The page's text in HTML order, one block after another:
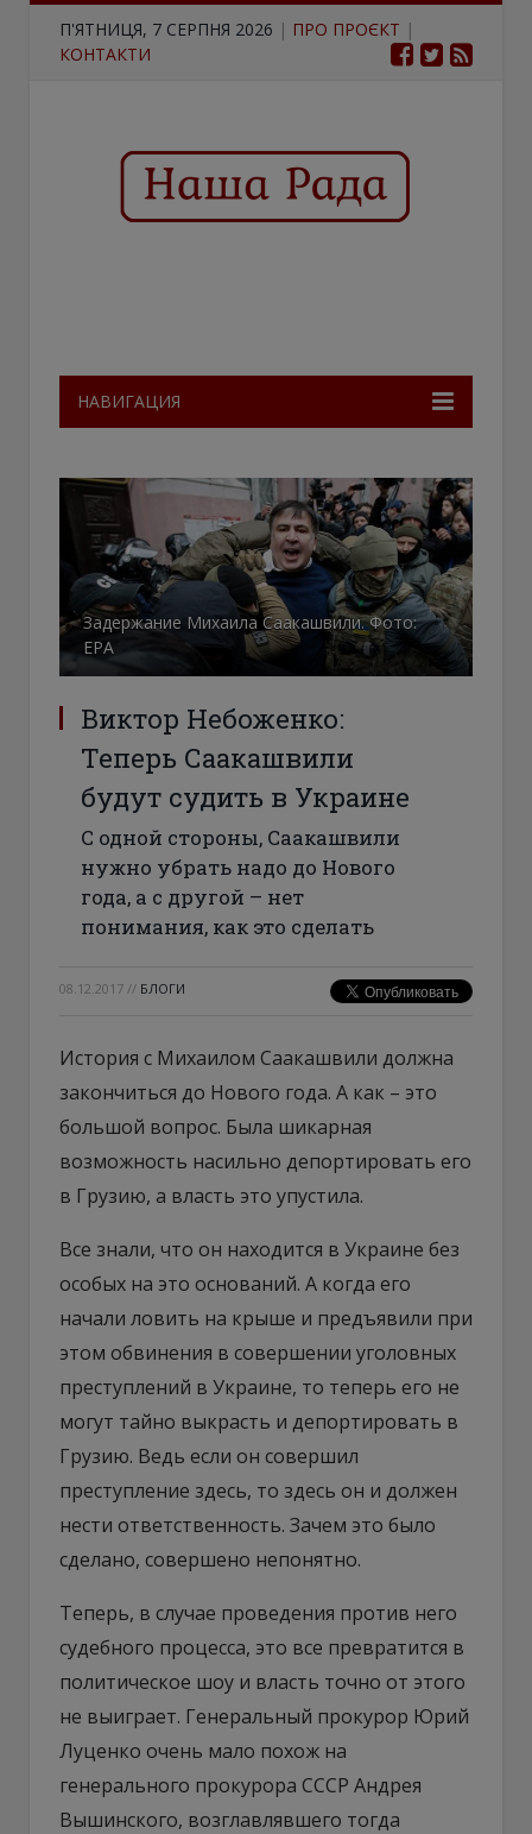
П'ЯТНИЦЯ, 7 СЕРПНЯ 2026 | ПРО ПРОЄКТ |
КОНТАКТИ
НАВИГАЦИЯ
Задержание Михаила Саакашвили. Фото:
ЕРА
Виктор Небоженко:
Теперь Саакашвили
будут судить в Украине
С одной стороны, Саакашвили
нужно убрать надо до Нового
года, а с другой – нет
понимания, как это сделать
08.12.2017 // БЛОГИ
История с Михаилом Саакашвили должна
закончиться до Нового года. А как – это
большой вопрос. Была шикарная
возможность насильно депортировать его
в Грузию, а власть это упустила.
Все знали, что он находится в Украине без
особых на это оснований. А когда его
начали ловить на крыше и предъявили при
этом обвинения в совершении уголовных
преступлений в Украине, то теперь его не
могут тайно выкрасть и депортировать в
Грузию. Ведь если он совершил
преступление здесь, то здесь он и должен
нести ответственность. Зачем это было
сделано, совершено непонятно.
Теперь, в случае проведения против него
судебного процесса, это все превратится в
политическое шоу и власть точно от этого
не выиграет. Генеральный прокурор Юрий
Луценко очень мало похож на
генерального прокурора СССР Андрея
Вышинского, возглавлявшего тогда